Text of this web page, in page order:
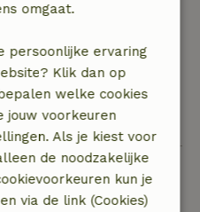
hernieuwbare
bouwmaterialen
van het
omgaat.
persoonlijke ervaring
Klik dan op
welke cookies
jouw voorkeuren
Als je kiest voor
de noodzakelijke
kun je
via de link (Cookies)